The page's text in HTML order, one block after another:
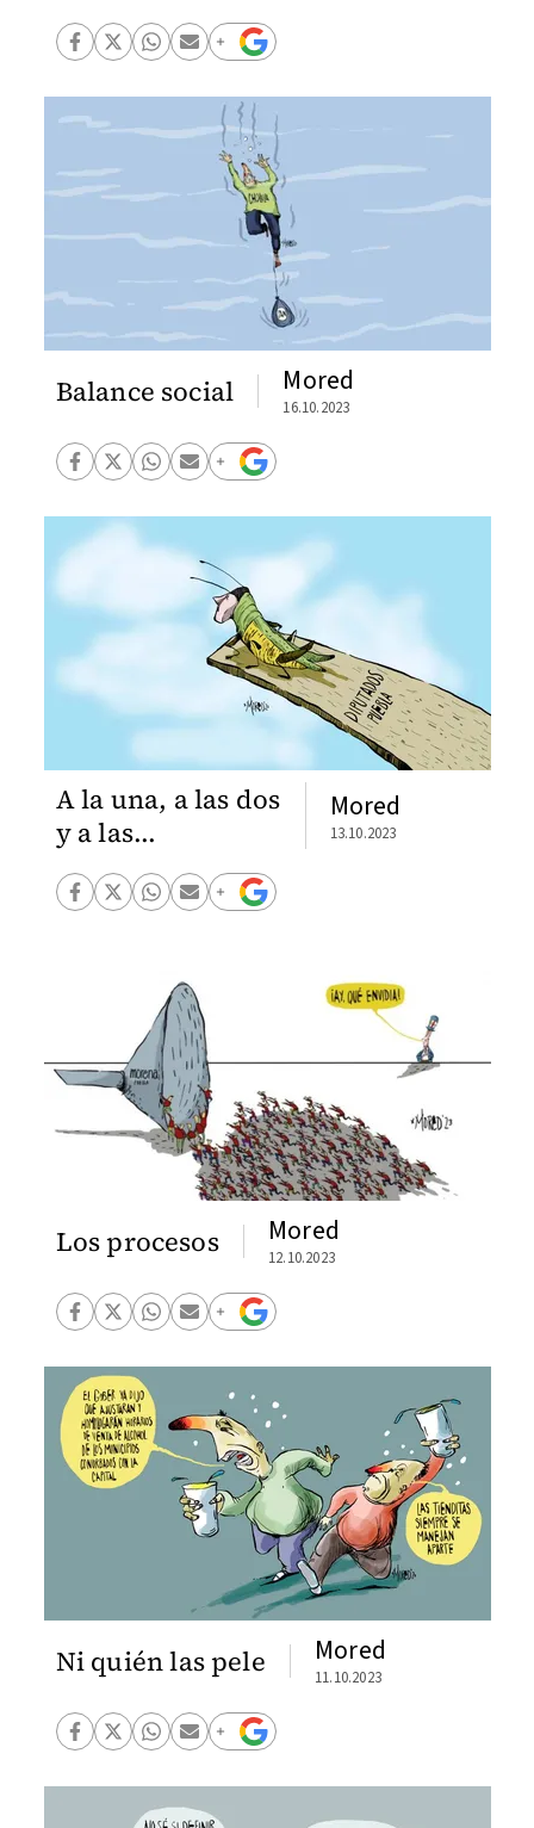
Balance social Mored
16.10.2023
A la una, a las dos
y a las...
Mored
13.10.2023
Los procesos Mored
12.10.2023
Ni quién las pele Mored
11.10.2023